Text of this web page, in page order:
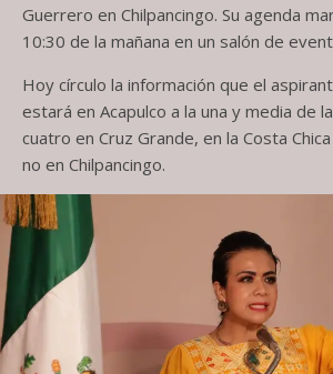
Guerrero en Chilpancingo. Su agenda
10:30 de la mañana en un salón de
Hoy círculo la información que el
estará en Acapulco a la una y media de
cuatro en Cruz Grande, en la Costa
no en Chilpancingo.